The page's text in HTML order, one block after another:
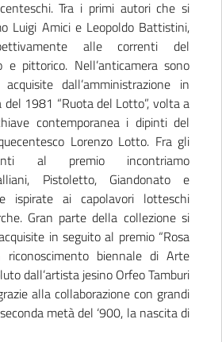
Tra i primi autori che si
Luigi Amici e Leopoldo Battistini,
alle correnti del
e pittorico. Nell’anticamera sono
dall’amministrazione in
del 1981 “Ruota del Lotto”, volta a
contemporanea i dipinti del
Lorenzo Lotto. Fra gli
al premio incontriamo
Pistoletto, Giandonato e
ispirate ai capolavori lotteschi
Gran parte della collezione si
in seguito al premio “Rosa
riconoscimento biennale di Arte
dall’artista jesino Orfeo Tamburi
alla collaborazione con grandi
metà del ‘900, la nascita di